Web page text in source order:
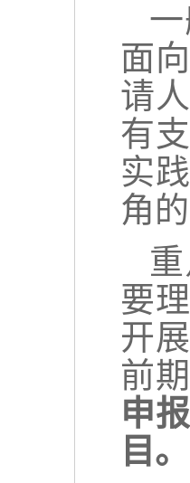
面
请
有
实
角
要
开
前
申
目。